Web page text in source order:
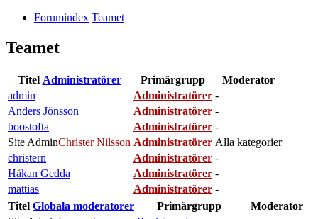
Forumindex Teamet
Teamet
Titel Administratörer Primärgrupp
Moderator
admin
Administratörer -
Anders Jönsson
Administratörer -
boostofta
Administratörer -
Site AdminChrister Nilsson Administratörer Alla kategorier
christern
Administratörer -
Håkan Gedda
Administratörer -
mattias
Administratörer -
Titel Globala moderatorer Primärgrupp
Moderator